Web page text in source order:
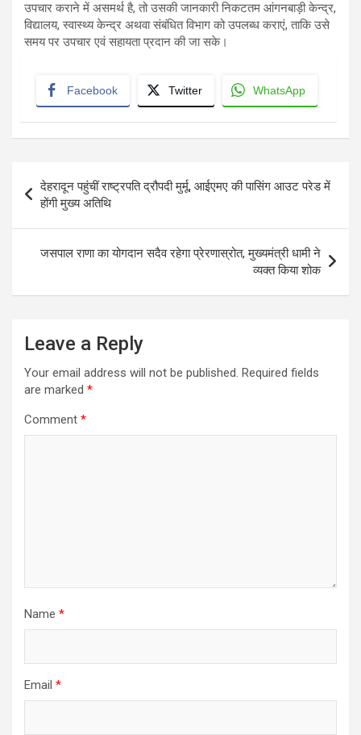
उपचार कराने में असमर्थ है, तो उसकी जानकारी निकटतम आंगनबाड़ी केन्द्र,
विद्यालय, स्वास्थ्य केन्द्र अथवा संबंधित विभाग को उपलब्ध कराएं, ताकि उसे
समय पर उपचार एवं सहायता प्रदान की जा सके।
Facebook Twitter WhatsApp
Post
navigation
देहरादून पहुंचीं राष्ट्रपति द्रौपदी मुर्मू, आईएमए की पासिंग आउट परेड में
होंगी मुख्य अतिथि
जसपाल राणा का योगदान सदैव रहेगा प्रेरणास्रोत, मुख्यमंत्री धामी ने
व्यक्त किया शोक
Leave a Reply
Your email address will not be published. Required fields
are marked *
Comment *
Name *
Email *